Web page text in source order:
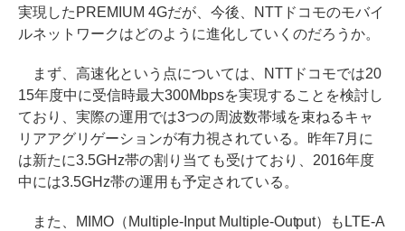
実現したPREMIUM 4Gだが、今後、NTTドコモのモバイ
ルネットワークはどのように進化していくのだろうか。
まず、高速化という点については、NTTドコモでは20
15年度中に受信時最大300Mbpsを実現することを検討し
ており、実際の運用では3つの周波数帯域を束ねるキャ
リアアグリゲーションが有力視されている。昨年7月に
は新たに3.5GHz帯の割り当ても受けており、2016年度
中には3.5GHz帯の運用も予定されている。
また、MIMO（Multiple-Input Multiple-Output）もLTE-A